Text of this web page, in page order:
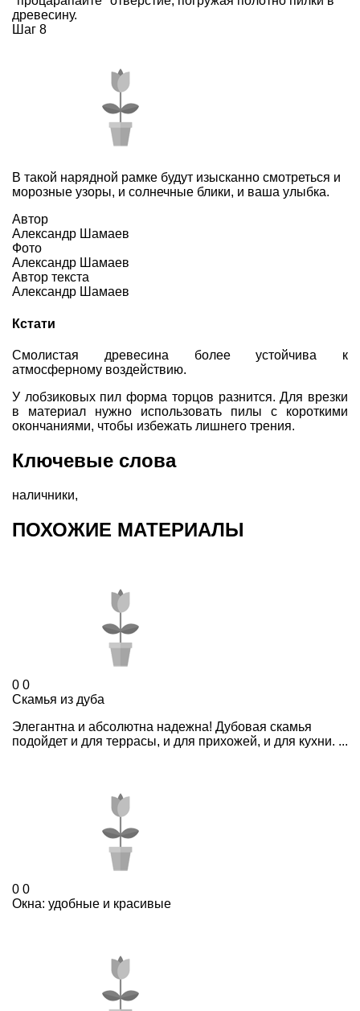
древесину.
Шаг 8
В такой нарядной рамке будут изысканно смотреться и
морозные узоры, и солнечные блики, и ваша улыбка.
Автор
Александр Шамаев
Фото
Александр Шамаев
Автор текста
Александр Шамаев
Кстати
Смолистая древесина более устойчива к
атмосферному воздействию.
У лобзиковых пил форма торцов разнится. Для врезки
в материал нужно использовать пилы с короткими
окончаниями, чтобы избежать лишнего трения.
Ключевые слова
наличники,
ПОХОЖИЕ МАТЕРИАЛЫ
0 0
Скамья из дуба
Элегантна и абсолютна надежна! Дубовая скамья
подойдет и для террасы, и для прихожей, и для кухни. ...
0 0
Окна: удобные и красивые